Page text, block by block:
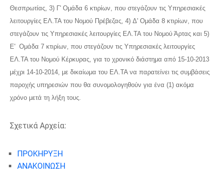
Θεσπρωτίας, 3) Γ' Ομάδα 6 κτιρίων, που στεγάζουν τις Υπηρεσιακές
λειτουργίες ΕΛ.ΤΑ του Νομού Πρέβεζας, 4) Δ' Ομάδα 8 κτιρίων, που
στεγάζουν τις Υπηρεσιακές λειτουργίες ΕΛ.ΤΑ του Νομού Άρτας και 5)
Ε' Ομάδα 7 κτιρίων, που στεγάζουν τις Υπηρεσιακές λειτουργίες
ΕΛ.ΤΑ του Νομού Κέρκυρας, για το χρονικό διάστημα από 15-10-2013
μέχρι 14-10-2014, με δικαίωμα του ΕΛ.ΤΑ να παρατείνει τις συμβάσεις
παροχής υπηρεσιών που θα συνομολογηθούν για ένα (1) ακόμα
χρόνο μετά τη λήξη τους.
Σχετικά Αρχεία:
ΠΡΟΚΗΡΥΞΗ
ΑΝΑΚΟΙΝΩΣΗ